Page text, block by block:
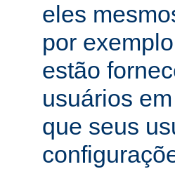
eles
por
estão
usuários
que seus